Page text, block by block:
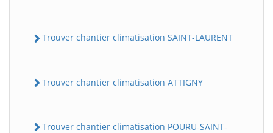
Trouver chantier climatisation SAINT-LAURENT
Trouver chantier climatisation ATTIGNY
Trouver chantier climatisation POURU-SAINT-